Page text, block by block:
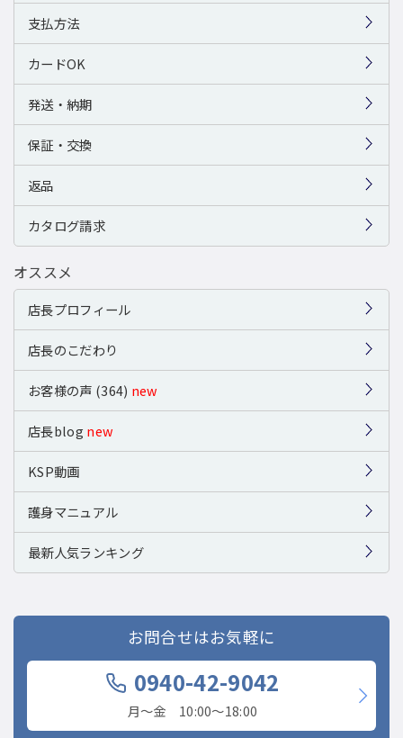
支払方法
カードOK
発送・納期
保証・交換
返品
カタログ請求
オススメ
店長プロフィール
店長のこだわり
お客様の声 (364) new
店長blog new
KSP動画
護身マニュアル
最新人気ランキング
お問合せはお気軽に
0940-42-9042
月〜金 10:00〜18:00